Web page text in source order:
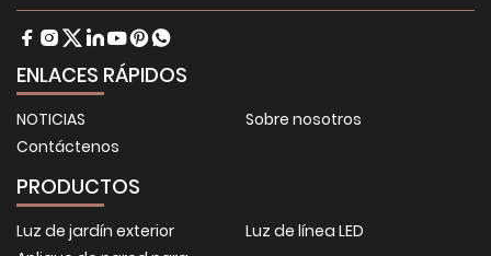
ENLACES RÁPIDOS
NOTICIAS
Sobre nosotros
Contáctenos
PRODUCTOS
Luz de jardín exterior
Luz de línea LED